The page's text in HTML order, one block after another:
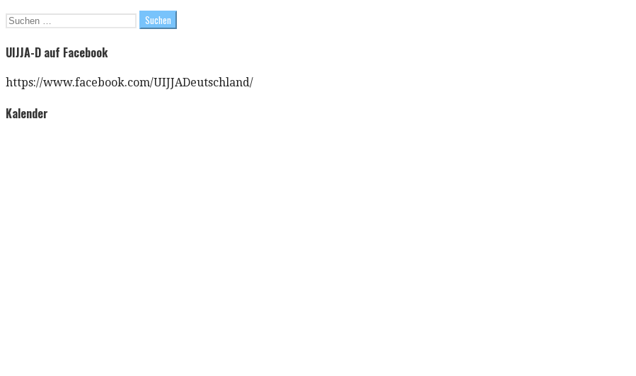
Suchen
UIJJA-D auf Facebook
https://www.facebook.com/UIJJADeutschland/
Kalender